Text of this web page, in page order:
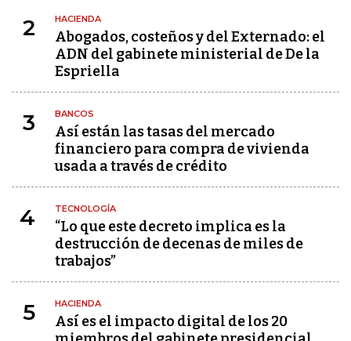
2 HACIENDA
Abogados, costeños y del Externado: el
ADN del gabinete ministerial de De la
Espriella
3 BANCOS
Así están las tasas del mercado
financiero para compra de vivienda
usada a través de crédito
4 TECNOLOGÍA
“Lo que este decreto implica es la
destrucción de decenas de miles de
trabajos”
5 HACIENDA
Así es el impacto digital de los 20